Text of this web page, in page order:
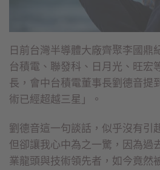
日前台灣半導體大廠齊聚李國鼎
台積電、聯發科、日月光、旺宏
長，會中台積電董事長劉德音提
術已經超越三星」。
劉德音這一句談話，似乎沒有引
但卻讓我心中為之一驚，因為過
業龍頭與技術領先者，如今竟然